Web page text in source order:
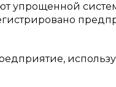
упрощенной